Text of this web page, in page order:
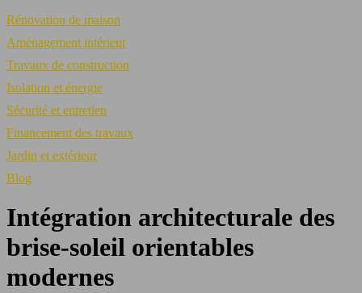
Rénovation de maison
Aménagement intérieur
Travaux de construction
Isolation et énergie
Sécurité et entretien
Financement des travaux
Jardin et extérieur
Blog
Intégration architecturale des
brise-soleil orientables
modernes